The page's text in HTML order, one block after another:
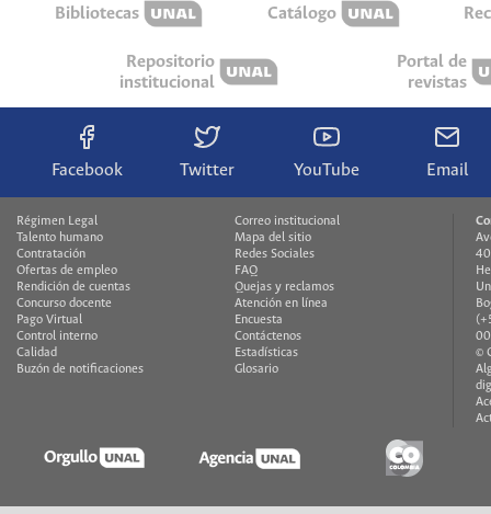
Bibliotecas Catálogo
Repositorio
institucional
Portal de
revistas
Facebook Twitter YouTube Email
Régimen Legal
Talento humano
Contratación
Ofertas de empleo
Rendición de cuentas
Concurso docente
Pago Virtual
Control interno
Calidad
Buzón de notificaciones
Correo institucional
Mapa del sitio
Redes Sociales
FAQ
Quejas y reclamos
Atención en línea
Encuesta
Contáctenos
Estadísticas
Glosario
©